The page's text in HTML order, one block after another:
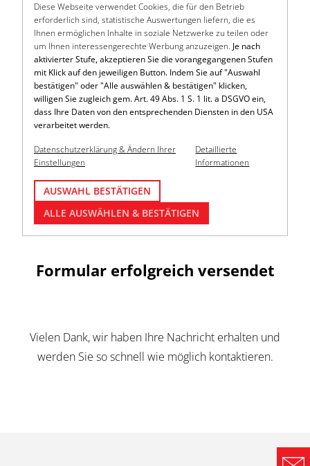
Diese Webseite verwendet Cookies, die für den Betrieb
erforderlich sind, statistische Auswertungen liefern, die es
Ihnen ermöglichen Inhalte in soziale Netzwerke zu teilen oder
um Ihnen interessengerechte Werbung anzuzeigen. Je nach
aktivierter Stufe, akzeptieren Sie die vorangegangenen Stufen
mit Klick auf den jeweiligen Button. Indem Sie auf "Auswahl
bestätigen" oder "Alle auswählen & bestätigen" klicken,
willigen Sie zugleich gem. Art. 49 Abs. 1 S. 1 lit. a DSGVO ein,
dass Ihre Daten von den entsprechenden Diensten in den USA
verarbeitet werden.
Datenschutzerklärung & Ändern Ihrer
Einstellungen
Detaillierte
Informationen
AUSWAHL BESTÄTIGEN
ALLE AUSWÄHLEN & BESTÄTIGEN
Formular erfolgreich versendet
Vielen Dank, wir haben Ihre Nachricht erhalten und
werden Sie so schnell wie möglich kontaktieren.